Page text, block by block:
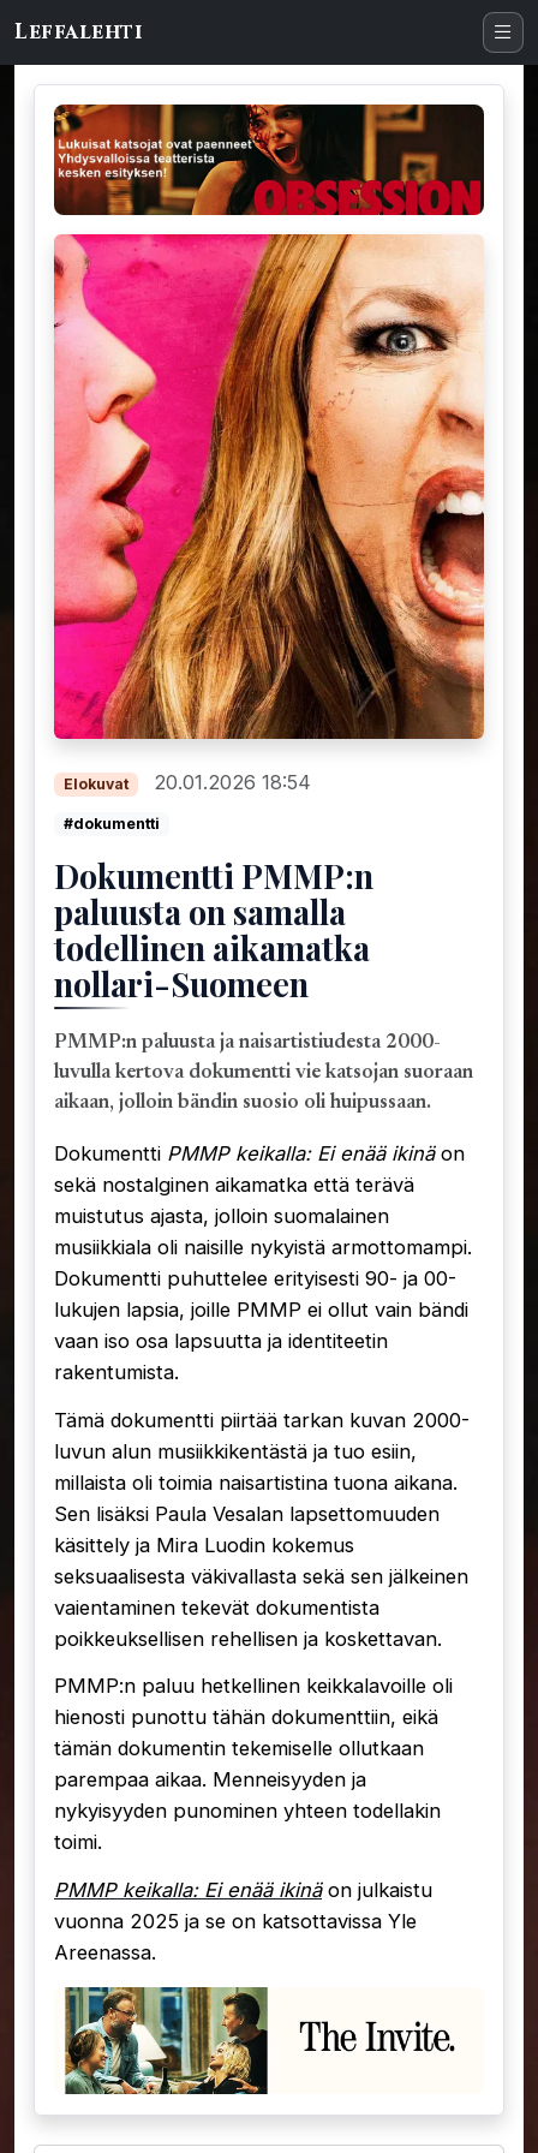
Leffalehti
Elokuvat 20.01.2026 18:54
#dokumentti
Dokumentti PMMP:n
paluusta on samalla
todellinen aikamatka
nollari-Suomeen
PMMP:n paluusta ja naisartistiudesta 2000-
luvulla kertova dokumentti vie katsojan suoraan
aikaan, jolloin bändin suosio oli huipussaan.
Dokumentti PMMP keikalla: Ei enää ikinä on
sekä nostalginen aikamatka että terävä
muistutus ajasta, jolloin suomalainen
musiikkiala oli naisille nykyistä armottomampi.
Dokumentti puhuttelee erityisesti 90- ja 00-
lukujen lapsia, joille PMMP ei ollut vain bändi
vaan iso osa lapsuutta ja identiteetin
rakentumista.
Tämä dokumentti piirtää tarkan kuvan 2000-
luvun alun musiikkikentästä ja tuo esiin,
millaista oli toimia naisartistina tuona aikana.
Sen lisäksi Paula Vesalan lapsettomuuden
käsittely ja Mira Luodin kokemus
seksuaalisesta väkivallasta sekä sen jälkeinen
vaientaminen tekevät dokumentista
poikkeuksellisen rehellisen ja koskettavan.
PMMP:n paluu hetkellinen keikkalavoille oli
hienosti punottu tähän dokumenttiin, eikä
tämän dokumentin tekemiselle ollutkaan
parempaa aikaa. Menneisyyden ja
nykyisyyden punominen yhteen todellakin
toimi.
PMMP keikalla: Ei enää ikinä on julkaistu
vuonna 2025 ja se on katsottavissa Yle
Areenassa.